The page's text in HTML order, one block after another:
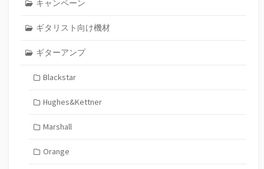
キャンペーン
ギタリスト向け機材
ギターアンプ
Blackstar
Hughes&Kettner
Marshall
Orange